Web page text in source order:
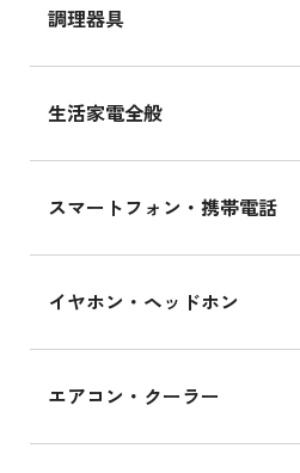
調理器具
生活家電全般
スマートフォン・携帯電話
イヤホン・ヘッドホン
エアコン・クーラー